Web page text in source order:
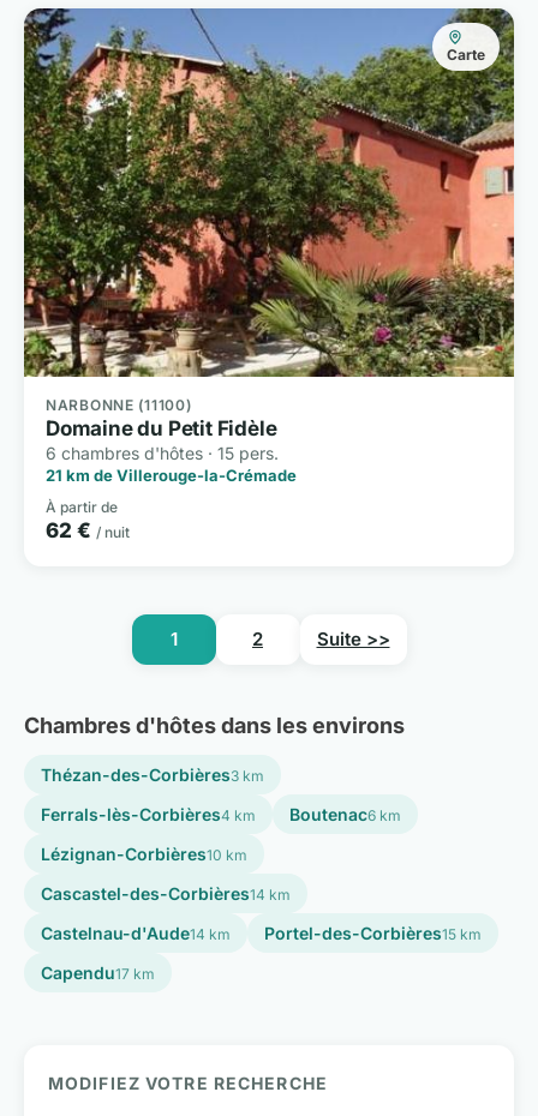
Carte
NARBONNE (11100)
Domaine du Petit Fidèle
6 chambres d'hôtes · 15 pers.
21 km de Villerouge-la-Crémade
À partir de
62 € / nuit
1 2 Suite >>
Chambres d'hôtes dans les environs
Thézan-des-Corbières3 km
Ferrals-lès-Corbières4 km Boutenac6 km
Lézignan-Corbières10 km
Cascastel-des-Corbières14 km
Castelnau-d'Aude14 km Portel-des-Corbières15 km
Capendu17 km
MODIFIEZ VOTRE RECHERCHE